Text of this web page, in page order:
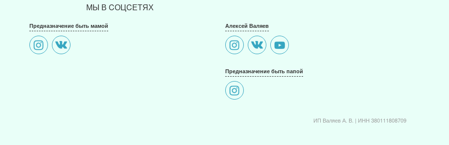
МЫ В CОЦCЕТЯХ
Предназначение быть мамой Алексей Валяев
Предназначение быть папой
ИП Валяев А. В. | ИНН 380111808709